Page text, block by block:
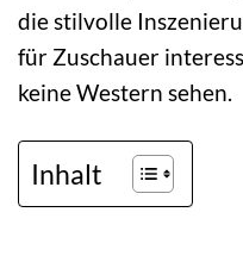
die stilvolle
für Zuschauer
keine Western sehen.
Inhalt